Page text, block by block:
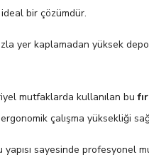
bir çözümdür.
yer kaplamadan yüksek
mutfaklarda kullanılan bu
çalışma yüksekliği
yapısı sayesinde profesyonel